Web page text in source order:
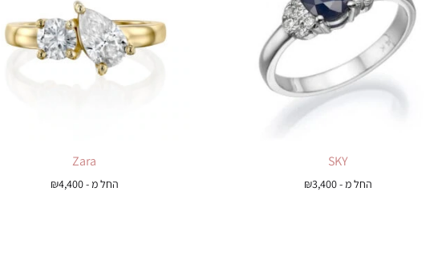
SKY
החל מ - ₪3,400
Zara
החל מ - ₪4,400